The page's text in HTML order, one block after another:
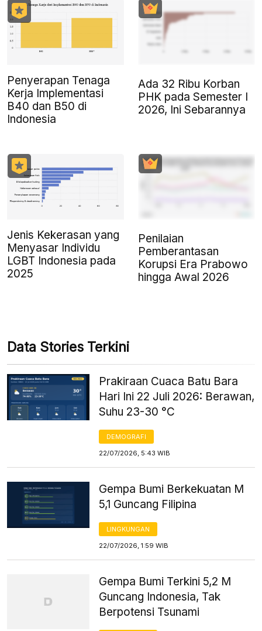
Penyerapan Tenaga
Kerja Implementasi
B40 dan B50 di
Indonesia
Ada 32 Ribu Korban
PHK pada Semester I
2026, Ini Sebarannya
Jenis Kekerasan yang
Menyasar Individu
LGBT Indonesia pada
2025
Penilaian
Pemberantasan
Korupsi Era Prabowo
hingga Awal 2026
Data Stories Terkini
Prakiraan Cuaca Batu Bara
Hari Ini 22 Juli 2026: Berawan,
Suhu 23-30 °C
DEMOGRAFI
22/07/2026, 5:43 WIB
Gempa Bumi Berkekuatan M
5,1 Guncang Filipina
LINGKUNGAN
22/07/2026, 1:59 WIB
Gempa Bumi Terkini 5,2 M
Guncang Indonesia, Tak
Berpotensi Tsunami